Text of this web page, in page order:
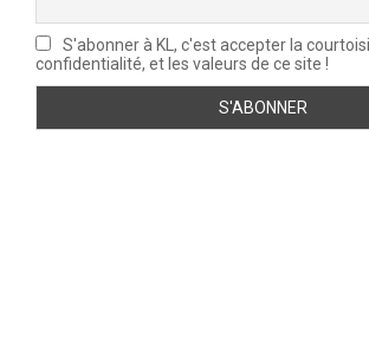
S'abonner à KL, c'est accepter la
confidentialité, et les valeurs de ce site !